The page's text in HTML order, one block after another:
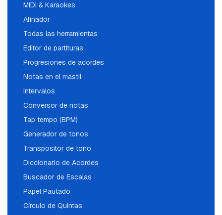
MIDI & Karaokes
Afinador
Todas las herramientas
Editor de partituras
Progresiones de acordes
Notas en el mastil
Intervalos
Conversor de notas
Tap tempo (BPM)
Generador de tonos
Transpositor de tono
Diccionario de Acordes
Buscador de Escalas
Papel Pautado
Círculo de Quintas